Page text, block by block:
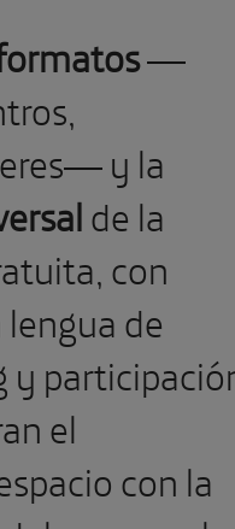
—
y la
de la
con
de
y
el
con la